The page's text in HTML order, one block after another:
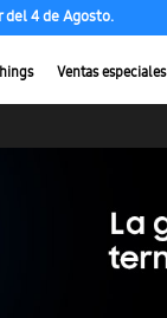
4 de Agosto.
Ventas especiales